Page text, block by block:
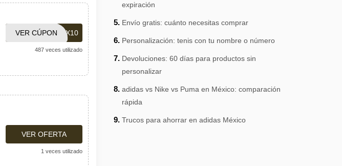
ADIMX10
VER CÚPON
487 veces utilizado
VER OFERTA
1 veces utilizado
expiración
Envío gratis: cuánto necesitas comprar
Personalización: tenis con tu nombre o número
Devoluciones: 60 días para productos sin
personalizar
adidas vs Nike vs Puma en México: comparación
rápida
Trucos para ahorrar en adidas México